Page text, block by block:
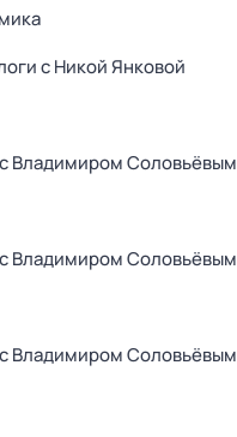
с Никой Янковой
Владимиром Соловьёвым
Владимиром Соловьёвым
Владимиром Соловьёвым